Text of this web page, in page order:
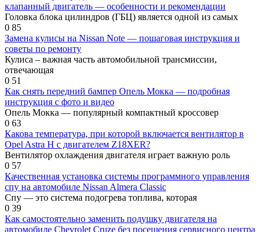
клапанный двигатель — особенности и рекомендации
Головка блока цилиндров (ГБЦ) является одной из самых
0 85
Замена кулисы на Nissan Note — пошаговая инструкция и
советы по ремонту
Кулиса – важная часть автомобильной трансмиссии,
отвечающая
0 51
Как снять передний бампер Опель Мокка — подробная
инструкция с фото и видео
Опель Мокка — популярный компактный кроссовер
0 63
Какова температура, при которой включается вентилятор в
Opel Astra H с двигателем Z18XER?
Вентилятор охлаждения двигателя играет важную роль
0 57
Качественная установка системы программного управления
спу на автомобиле Nissan Almera Classic
Спу — это система подогрева топлива, которая
0 39
Как самостоятельно заменить подушку двигателя на
автомобиле Chevrolet Cruze без посещения сервисного центра